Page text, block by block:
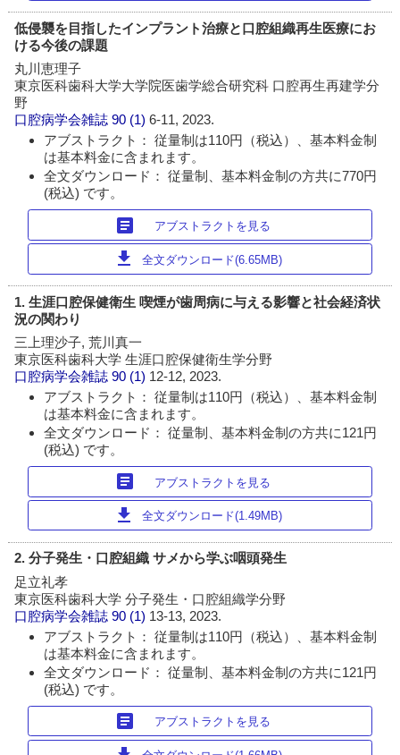
低侵襲を目指したインプラント治療と口腔組織再生医療にお
ける今後の課題
丸川恵理子
東京医科歯科大学大学院医歯学総合研究科 口腔再生再建学分
野
口腔病学会雑誌 90 (1)6-11, 2023.
アブストラクト： 従量制は110円（税込）、基本料金制
は基本料金に含まれます。
全文ダウンロード： 従量制、基本料金制の方共に770円
(税込) です。
article アブストラクトを見る
download 全文ダウンロード(6.65MB)
1. 生涯口腔保健衛生 喫煙が歯周病に与える影響と社会経済状
況の関わり
三上理沙子, 荒川真一
東京医科歯科大学 生涯口腔保健衛生学分野
口腔病学会雑誌 90 (1) 12-12, 2023.
アブストラクト： 従量制は110円（税込）、基本料金制
は基本料金に含まれます。
全文ダウンロード： 従量制、基本料金制の方共に121円
(税込) です。
article アブストラクトを見る
download 全文ダウンロード(1.49MB)
2. 分子発生・口腔組織 サメから学ぶ咽頭発生
足立礼孝
東京医科歯科大学 分子発生・口腔組織学分野
口腔病学会雑誌 90 (1) 13-13, 2023.
アブストラクト： 従量制は110円（税込）、基本料金制
は基本料金に含まれます。
全文ダウンロード： 従量制、基本料金制の方共に121円
(税込) です。
article アブストラクトを見る